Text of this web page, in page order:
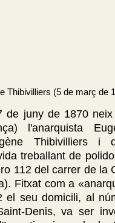
Thibivilliers (5 de març de
de juny de 1870
l'anarquista
Thibivilliers i
treballant de
112 del carrer de la
Fitxat com a
el seu domicili, al
Denis, va ser